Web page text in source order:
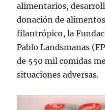
alimentarios,
donación de
filantrópico, la
Pablo Landsmanas
de 550 mil comidas
situaciones adversas.